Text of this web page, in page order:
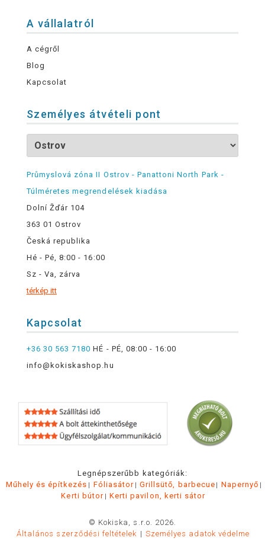
A vállalatról
A cégről
Blog
Kapcsolat
Személyes átvételi pont
Průmyslová zóna II Ostrov - Panattoni North Park -
Túlméretes megrendelések kiadása
Dolní Žďár 104
363 01 Ostrov
Česká republika
Hé - Pé, 8:00 - 16:00
Sz - Va, zárva
térkép itt
Kapcsolat
+36 30 563 7180 HÉ - PÉ, 08:00 - 16:00
info@kokiskashop.hu
Legnépszerűbb kategóriák:
Műhely és építkezés
Fóliasátor Grillsütő, barbecue
Napernyő
Kerti bútor
Kerti pavilon, kerti sátor
© Kokiska, s.r.o. 2026.
Általános szerződési feltételek
Személyes adatok védelme